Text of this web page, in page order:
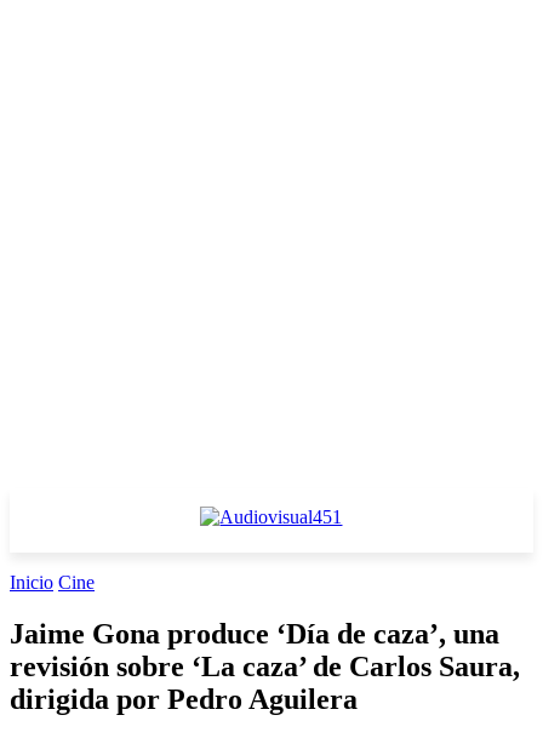
Inicio Cine
Jaime Gona produce ‘Día de caza’, una
revisión sobre ‘La caza’ de Carlos Saura,
dirigida por Pedro Aguilera